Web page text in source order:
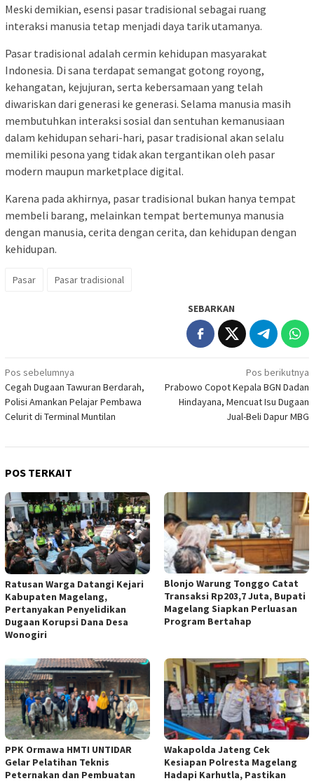
Meski demikian, esensi pasar tradisional sebagai ruang
interaksi manusia tetap menjadi daya tarik utamanya.
Pasar tradisional adalah cermin kehidupan masyarakat
Indonesia. Di sana terdapat semangat gotong royong,
kehangatan, kejujuran, serta kebersamaan yang telah
diwariskan dari generasi ke generasi. Selama manusia masih
membutuhkan interaksi sosial dan sentuhan kemanusiaan
dalam kehidupan sehari-hari, pasar tradisional akan selalu
memiliki pesona yang tidak akan tergantikan oleh pasar
modern maupun marketplace digital.
Karena pada akhirnya, pasar tradisional bukan hanya tempat
membeli barang, melainkan tempat bertemunya manusia
dengan manusia, cerita dengan cerita, dan kehidupan dengan
kehidupan.
Pasar Pasar tradisional
SEBARKAN
Navigasi
pos
Pos sebelumnya
Cegah Dugaan Tawuran Berdarah,
Polisi Amankan Pelajar Pembawa
Celurit di Terminal Muntilan
Pos berikutnya
Prabowo Copot Kepala BGN Dadan
Hindayana, Mencuat Isu Dugaan
Jual-Beli Dapur MBG
POS TERKAIT
Ratusan Warga Datangi Kejari
Kabupaten Magelang,
Pertanyakan Penyelidikan
Dugaan Korupsi Dana Desa
Wonogiri
Blonjo Warung Tonggo Catat
Transaksi Rp203,7 Juta, Bupati
Magelang Siapkan Perluasan
Program Bertahap
PPK Ormawa HMTI UNTIDAR
Gelar Pelatihan Teknis
Peternakan dan Pembuatan
Wakapolda Jateng Cek
Kesiapan Polresta Magelang
Hadapi Karhutla, Pastikan